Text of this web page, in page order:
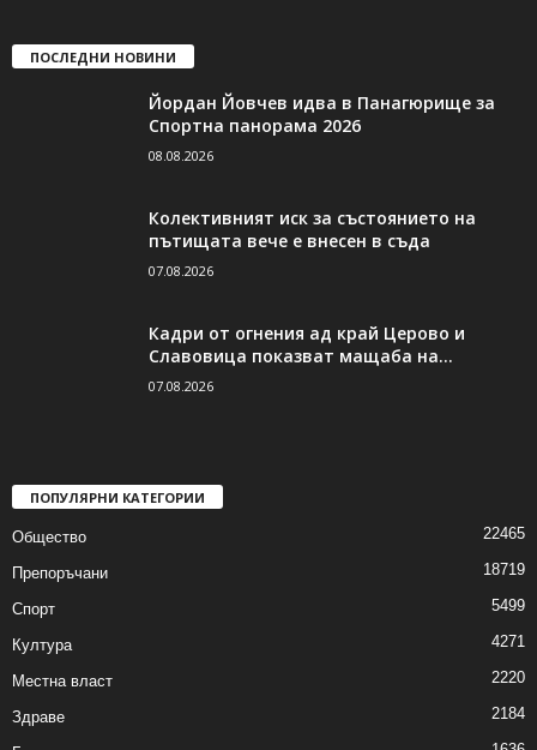
ПОСЛЕДНИ НОВИНИ
Йордан Йовчев идва в Панагюрище за
Спортна панорама 2026
08.08.2026
Колективният иск за състоянието на
пътищата вече е внесен в съда
07.08.2026
Кадри от огнения ад край Церово и
Славовица показват мащаба на...
07.08.2026
ПОПУЛЯРНИ КАТЕГОРИИ
Общество 22465
Препоръчани 18719
Спорт 5499
Култура 4271
Местна власт 2220
Здраве 2184